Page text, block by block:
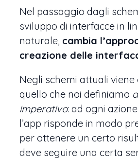
Nel passaggio dagli
sviluppo di interfacce in
naturale, cambia
creazione delle
Negli schemi attuali viene
quello che noi definiamo
imperativo: ad ogni
l’app risponde in modo
per ottenere un certo
deve seguire una certa